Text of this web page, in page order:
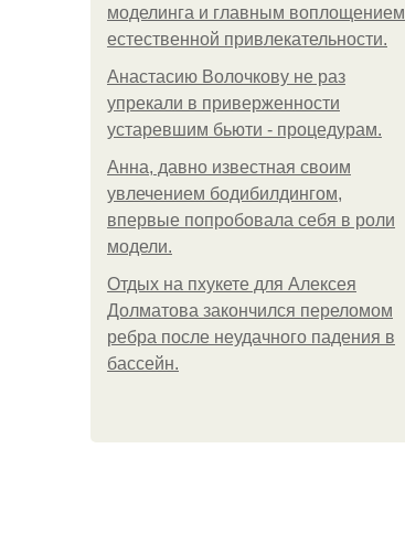
моделинга и главным воплощением
естественной привлекательности.
Анастасию Волочкову не раз
упрекали в приверженности
устаревшим бьюти - процедурам.
Анна, давно известная своим
увлечением бодибилдингом,
впервые попробовала себя в роли
модели.
Отдых на пхукете для Алексея
Долматова закончился переломом
ребра после неудачного падения в
бассейн.